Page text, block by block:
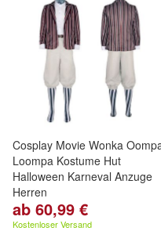
Cosplay Movie Wonka
Loompa Kostume Hut
Halloween Karneval Anzuge
Herren
ab 60,99 €
Kostenloser Versand